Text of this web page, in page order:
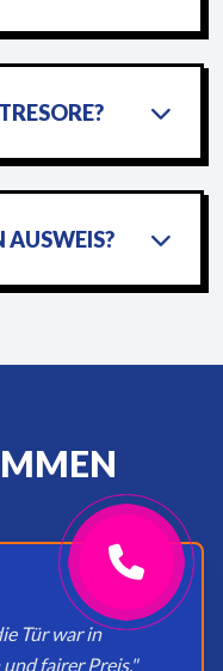
AUSWEIS?
Tür war in
fairer Preis."